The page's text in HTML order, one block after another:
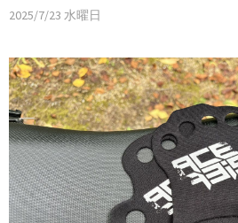
2025/7/23 水曜日